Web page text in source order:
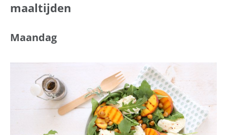
maaltijden
Maandag